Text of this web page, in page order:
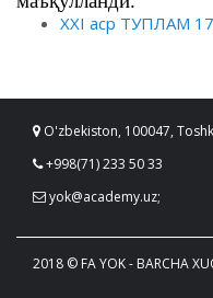
XXI аср ТУПЛАМ
O'zbekiston, 100047,
+998(71) 233 50 33
yok@academy.uz;
2018 © FA YOK - BARCHA